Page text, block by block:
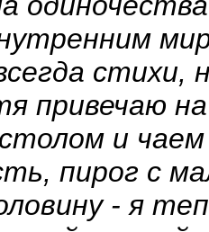
стихи,
привечаю
и
пирог с
- я